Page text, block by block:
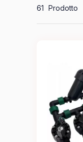
Tutti i
61 Prodotto